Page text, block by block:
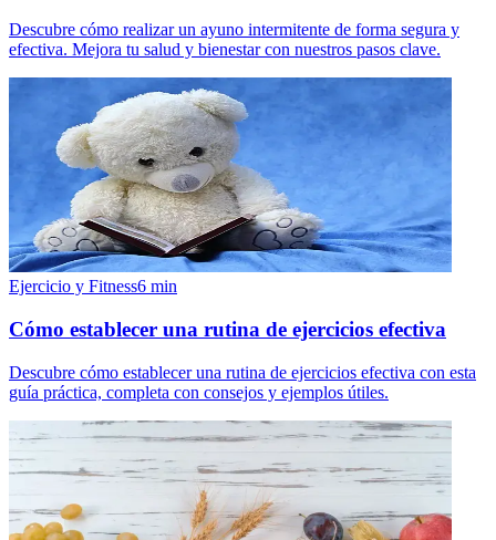
Descubre cómo realizar un ayuno intermitente de forma segura y
efectiva. Mejora tu salud y bienestar con nuestros pasos clave.
Ejercicio y Fitness6 min
Cómo establecer una rutina de ejercicios efectiva
Descubre cómo establecer una rutina de ejercicios efectiva con esta
guía práctica, completa con consejos y ejemplos útiles.